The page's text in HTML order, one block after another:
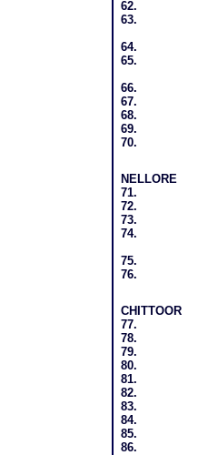
62.
63.
64.
65.
66.
67.
68.
69.
70.
NELLORE
71.
72.
73.
74.
75.
76.
CHITTOOR
77.
78.
79.
80.
81.
82.
83.
84.
85.
86.